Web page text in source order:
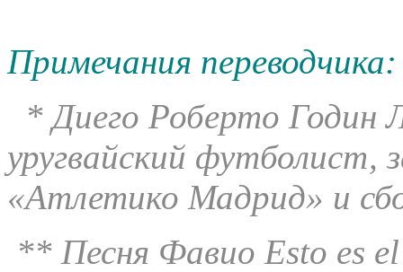
Примечания
* Диего Роберто Годин
уругвайский футболист,
«Атлетико Мадрид» и
** Песня Фавио Esto es